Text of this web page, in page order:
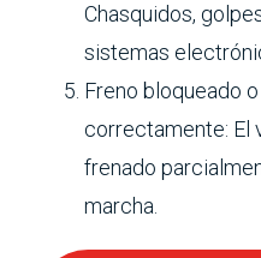
Chasquidos,
sistemas
Freno bloqueado
correctamente: El
frenado
marcha.